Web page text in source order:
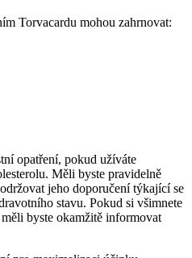
Torvacardu mohou zahrnovat:
opatření, pokud užíváte
Měli byste pravidelně
jeho doporučení týkající se
stavu. Pokud si všimnete
byste okamžitě informovat